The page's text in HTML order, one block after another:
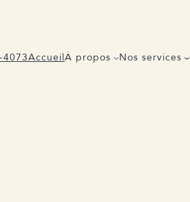
4073AccueilÀ propos Nos services